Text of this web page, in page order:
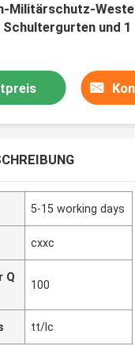
Militärschutz-
und 1
5-15 working days
cxxc
Q
100
tt/lc